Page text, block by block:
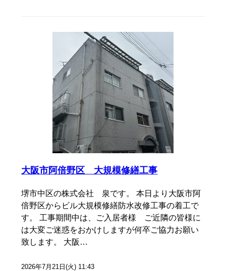
大阪市阿倍野区 大規模修繕工事
堺市中区の株式会社 泉です。 本日より大阪市阿
倍野区からビル大規模修繕防水改修工事の着工で
す。 工事期間中は、ご入居者様 ご近隣の皆様に
は大変ご迷惑をおかけしますが何卒ご協力お願い
致します。 大阪…
2026年7月21日(火) 11:43